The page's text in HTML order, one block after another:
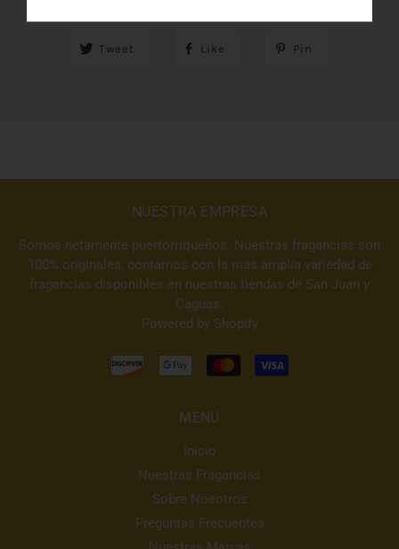
Tweet Like Pin
NUESTRA EMPRESA
Somos netamente puertorriqueños. Nuestras fragancias son
100% originales, contamos con la mas amplia variedad de
fragancias disponibles en nuestras tiendas de San Juan y
Caguas.
Powered by Shopify
MENU
Inicio
Nuestras Fragancias
Sobre Nosotros
Preguntas Frecuentes